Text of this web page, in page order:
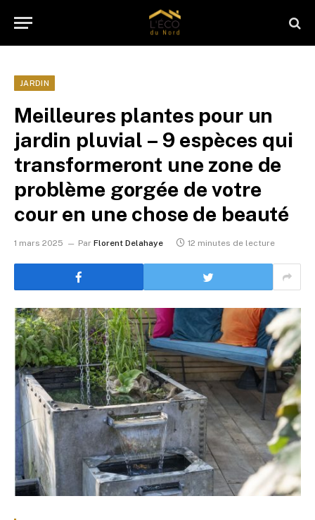
JARDIN
Meilleures plantes pour un
jardin pluvial – 9 espèces qui
transformeront une zone de
problème gorgée de votre
cour en une chose de beauté
1 mars 2025 Par Florent Delahaye 12 minutes de lecture